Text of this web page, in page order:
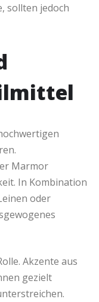
sollten jedoch
Marmor
In Kombination
oder
Akzente aus
gezielt